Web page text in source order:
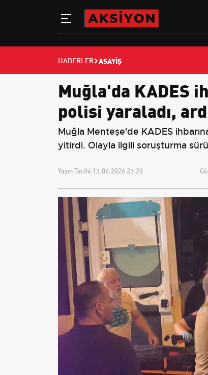
HABERLER ASAYIŞ
Muğla'da KADES
polisi yaraladı,
Muğla Menteşe'de KADES
yitirdi. Olayla ilgili soruşturma
Yayın Tarihi:13.06.2026 23:20